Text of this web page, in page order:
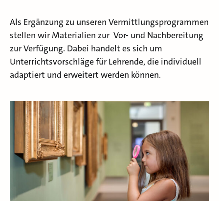
Als Ergänzung zu unseren Vermittlungsprogrammen
stellen wir Materialien zur Vor- und Nachbereitung
zur Verfügung. Dabei handelt es sich um
Unterrichtsvorschläge für Lehrende, die individuell
adaptiert und erweitert werden können.